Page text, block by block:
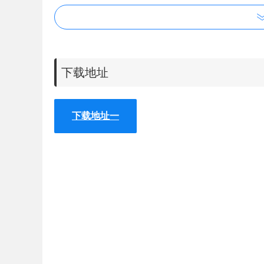
下载地址
下载地址一